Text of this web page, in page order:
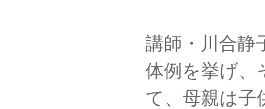
講師・川合静
体例を挙げ、
て、母親は子